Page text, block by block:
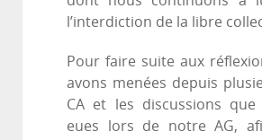
l’interdiction de la libre
Pour faire suite aux
avons menées depuis
CA et les discussions
eues lors de notre AG,